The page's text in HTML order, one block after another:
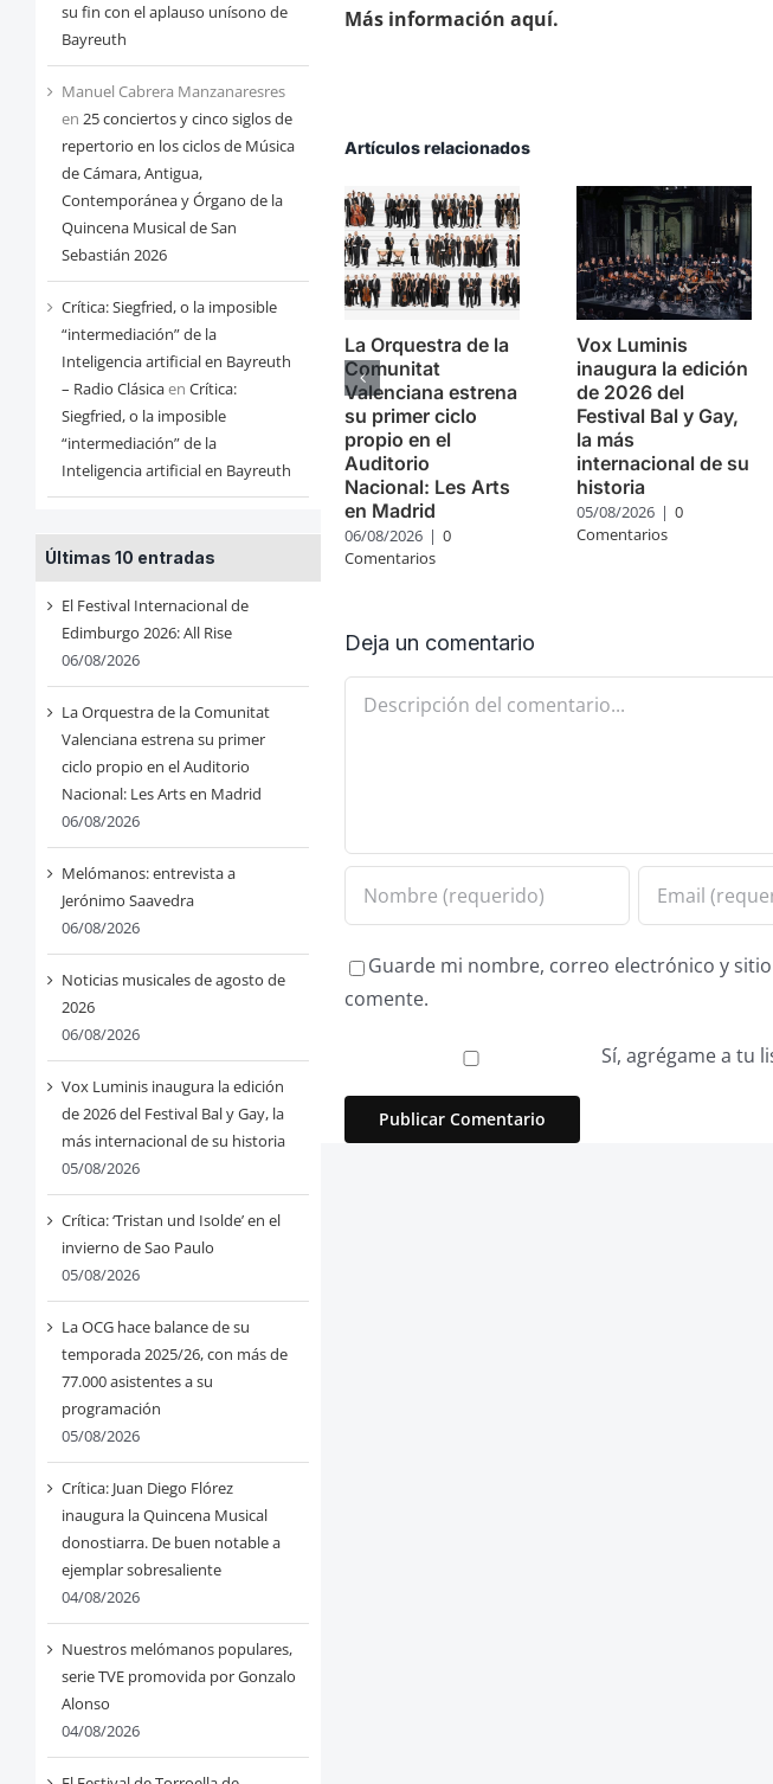
su fin con el aplauso unísono de
Bayreuth
Manuel Cabrera Manzanaresres
en 25 conciertos y cinco siglos de
repertorio en los ciclos de Música
de Cámara, Antigua,
Contemporánea y Órgano de la
Quincena Musical de San
Sebastián 2026
Crítica: Siegfried, o la imposible
“intermediación” de la
Inteligencia artificial en Bayreuth
– Radio Clásicaen Crítica:
Siegfried, o la imposible
“intermediación” de la
Inteligencia artificial en Bayreuth
Últimas 10 entradas
El Festival Internacional de
Edimburgo 2026: All Rise
06/08/2026
La Orquestra de la Comunitat
Valenciana estrena su primer
ciclo propio en el Auditorio
Nacional: Les Arts en Madrid
06/08/2026
Melómanos: entrevista a
Jerónimo Saavedra
06/08/2026
Noticias musicales de agosto de
2026
06/08/2026
Vox Luminis inaugura la edición
de 2026 del Festival Bal y Gay, la
más internacional de su historia
05/08/2026
Crítica: ‘Tristan und Isolde’ en el
invierno de Sao Paulo
05/08/2026
La OCG hace balance de su
temporada 2025/26, con más de
77.000 asistentes a su
programación
05/08/2026
Crítica: Juan Diego Flórez
inaugura la Quincena Musical
donostiarra. De buen notable a
ejemplar sobresaliente
04/08/2026
Nuestros melómanos populares,
serie TVE promovida por Gonzalo
Alonso
04/08/2026
Más información aquí.
Artículos relacionados
La Orquestra de la
Comunitat
Valenciana estrena
su primer ciclo
propio en el
Auditorio
Nacional: Les Arts
en Madrid
06/08/2026 | 0
Comentarios
Vox Luminis
inaugura la edición
de 2026 del
Festival Bal y Gay,
la más
internacional de su
historia
05/08/2026 | 0
Comentarios
Deja un comentario
Comentario
Guarde mi nombre, correo electrónico y
comente.
Sí, agrégame a tu